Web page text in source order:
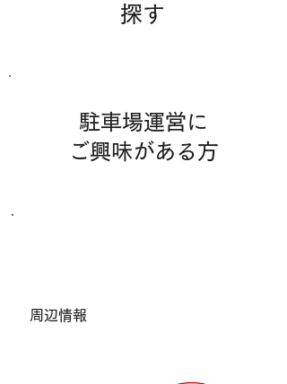
​探す
駐車場運営に
​ご興味がある方
​周辺情報